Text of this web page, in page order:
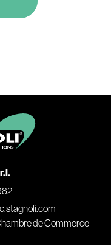
de Commerce